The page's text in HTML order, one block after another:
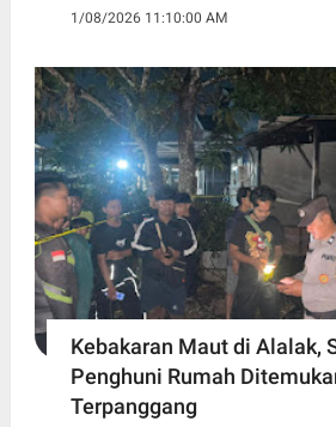
1/08/2026 11:10:00 AM
Kebakaran Maut di Alalak,
Penghuni Rumah
Terpanggang